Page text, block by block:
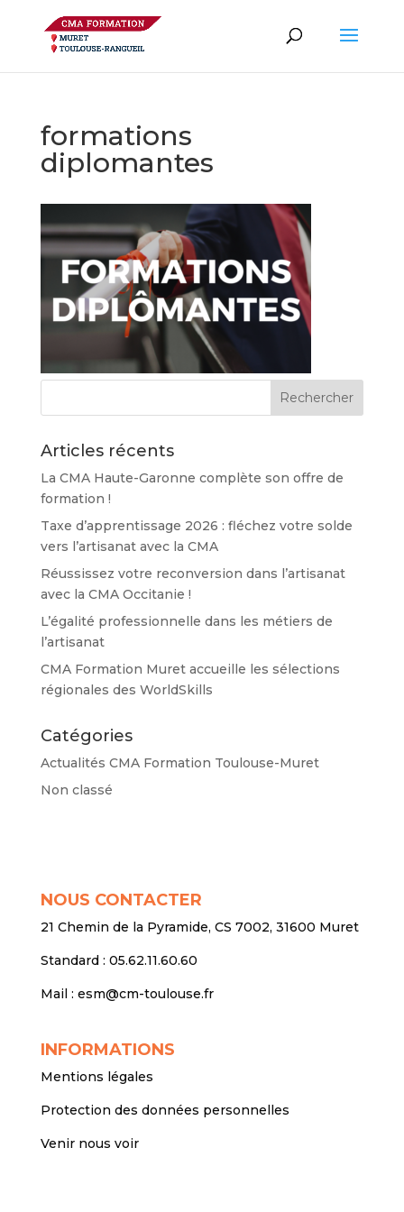
formations
diplomantes
Articles récents
La CMA Haute-Garonne complète son offre de
formation !
Taxe d’apprentissage 2026 : fléchez votre solde
vers l’artisanat avec la CMA
Réussissez votre reconversion dans l’artisanat
avec la CMA Occitanie !
L’égalité professionnelle dans les métiers de
l’artisanat
CMA Formation Muret accueille les sélections
régionales des WorldSkills
Catégories
Actualités CMA Formation Toulouse-Muret
Non classé
NOUS CONTACTER
21 Chemin de la Pyramide, CS 7002, 31600 Muret
Standard : 05.62.11.60.60
Mail : esm@cm-toulouse.fr
INFORMATIONS
Mentions légales
Protection des données personnelles
Venir nous voir